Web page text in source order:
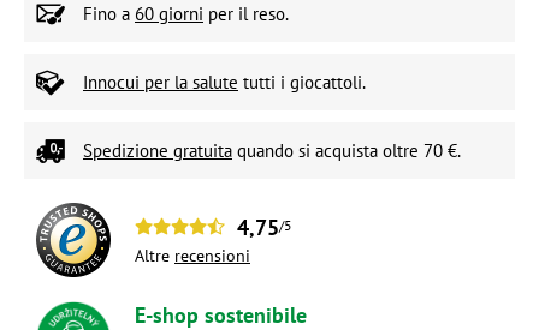
Fino a 60 giorni per il reso.
Innocui per la salute tutti i giocattoli.
Spedizione gratuita quando si acquista oltre 70 €.
4,75/5
Altre recensioni
E-shop sostenibile